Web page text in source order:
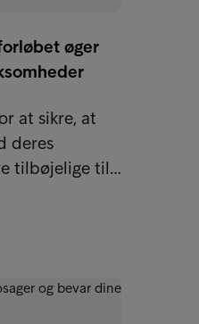
øger
at sikre, at
deres
tilbøjelige til…